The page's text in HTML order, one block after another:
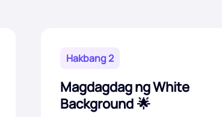
Hakbang 2
Magdagdag ng White
Background